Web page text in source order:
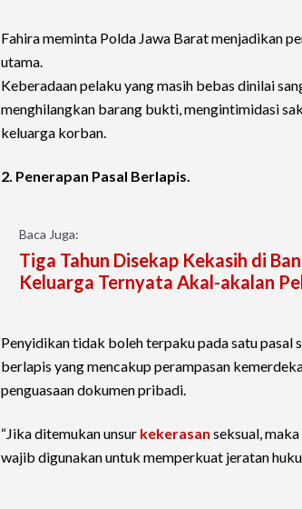
Fahira meminta Polda Jawa Barat menjadikan
utama.
Keberadaan pelaku yang masih bebas dinilai
menghilangkan barang bukti, mengintimidasi
keluarga korban.
2. Penerapan Pasal Berlapis.
Baca Juga:
Tiga Tahun Disekap Kekasih di
Keluarga Ternyata Akal-akalan
Penyidikan tidak boleh terpaku pada satu pasal
berlapis yang mencakup perampasan
penguasaan dokumen pribadi.
“Jika ditemukan unsur kekerasan seksual,
wajib digunakan untuk memperkuat jeratan